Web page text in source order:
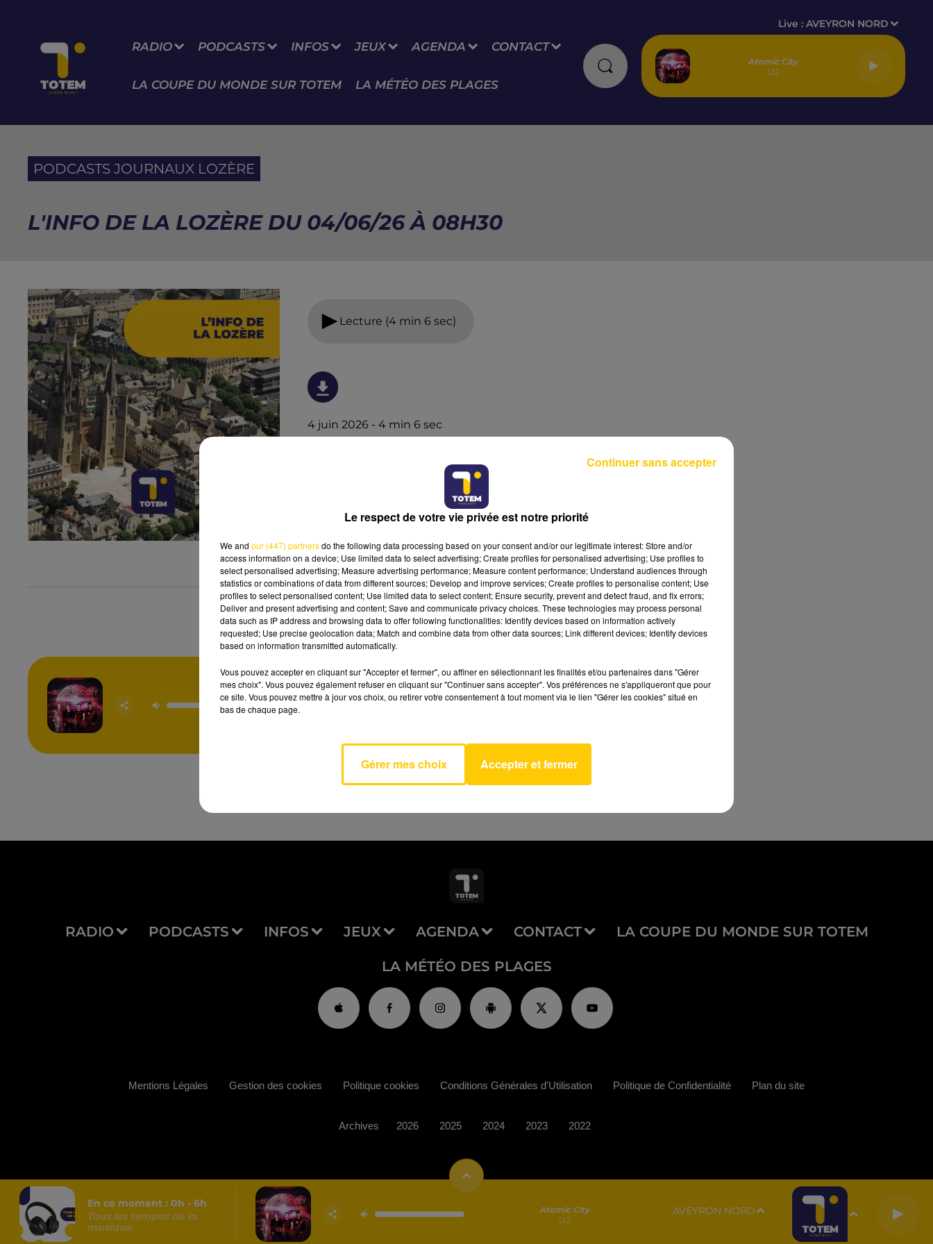
RADIO PODCASTS INFOS JEUX AGENDA CONTACT
LA COUPE DU MONDE SUR TOTEM LA MÉTÉO DES PLAGES
Live :AVEYRON NORD
Atomic City
U2
PODCASTS JOURNAUX LOZÈRE
L'INFO DE LA LOZÈRE DU 04/06/26 À 08H30
Lecture (4 min 6 sec)
4 juin 2026 - 4 min 6 sec
Atomic City
U2
AVEYRON NORD
RADIO PODCASTS INFOS JEUX AGENDA CONTACT LA COUPE DU MONDE SUR TOTEM
LA MÉTÉO DES PLAGES
En ce moment : 0h - 6h
Tous les tempos de la
musique
Atomic City
U2
AVEYRON NORD
Mentions Légales Gestion des cookies Politique cookies Conditions Générales d'Utilisation Politique de Confidentialité Plan du site
Archives 2026 2025 2024 2023 2022
Le respect de votre vie privée est notre priorité
We and our (447) partnersdo the following data processing based on your consent and/or our legitimate interest: Store and/or
access information on a device; Use limited data to select advertising; Create profiles for personalised advertising; Use profiles to
select personalised advertising; Measure advertising performance; Measure content performance; Understand audiences through
statistics or combinations of data from different sources; Develop and improve services; Create profiles to personalise content; Use
profiles to select personalised content; Use limited data to select content; Ensure security, prevent and detect fraud, and fix errors;
Deliver and present advertising and content; Save and communicate privacy choices. These technologies may process personal
data such as IP address and browsing data to offer following functionalities: Identify devices based on information actively
requested; Use precise geolocation data; Match and combine data from other data sources; Link different devices; Identify devices
based on information transmitted automatically.
Vous pouvez accepter en cliquant sur "Accepter et fermer", ou affiner en sélectionnant les finalités et/ou partenaires dans "Gérer
mes choix". Vous pouvez également refuser en cliquant sur "Continuer sans accepter". Vos préférences ne s'appliqueront que pour
ce site. Vous pouvez mettre à jour vos choix, ou retirer votre consentement à tout moment via le lien "Gérer les cookies" situé en
bas de chaque page.
Gérer mes choix Accepter et fermer
Continuer sans accepter